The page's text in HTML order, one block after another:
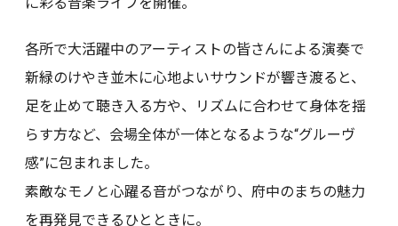
各所で大活躍中のアーティストの皆さんによる演奏で
新緑のけやき並木に心地よいサウンドが響き渡ると、
足を止めて聴き入る方や、リズムに合わせて身体を揺
らす方など、会場全体が一体となるような“グルーヴ
感”に包まれました。
素敵なモノと心躍る音がつながり、府中のまちの魅力
を再発見できるひとときに。